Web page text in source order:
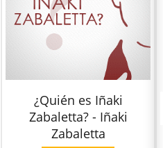
¿Quién es Iñaki
Zabaletta? - Iñaki
Zabaletta